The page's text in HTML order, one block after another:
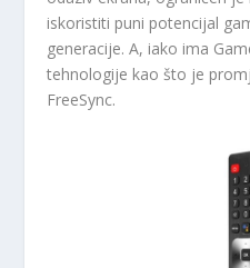
iskoristiti puni potencijal
generacije. A, iako ima
tehnologije kao što je
FreeSync.